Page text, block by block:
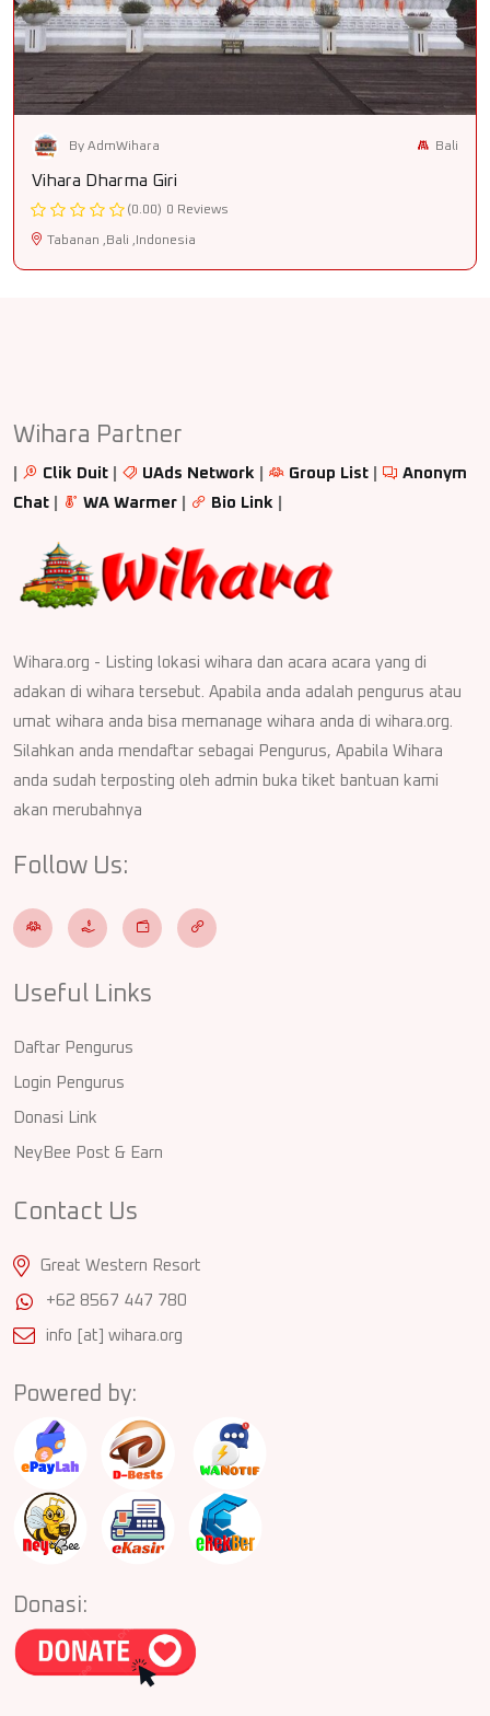
By AdmWihara Bali
Vihara Dharma Giri
(0.00) 0 Reviews
Tabanan ,Bali ,Indonesia
Wihara Partner
Clik Duit UAds Network Group List
Anonym
Chat
WA Warmer Bio Link
Wihara.org - Listing lokasi wihara dan acara acara yang di
adakan di wihara tersebut. Apabila anda adalah pengurus atau
umat wihara anda bisa memanage wihara anda di wihara.org.
Silahkan anda mendaftar sebagai Pengurus, Apabila Wihara
anda sudah terposting oleh admin buka tiket bantuan kami
akan merubahnya
Follow Us:
Useful Links
Daftar Pengurus
Login Pengurus
Donasi Link
NeyBee Post & Earn
Contact Us
Great Western Resort
+62 8567 447 780
info [at] wihara.org
Powered by:
Donasi: